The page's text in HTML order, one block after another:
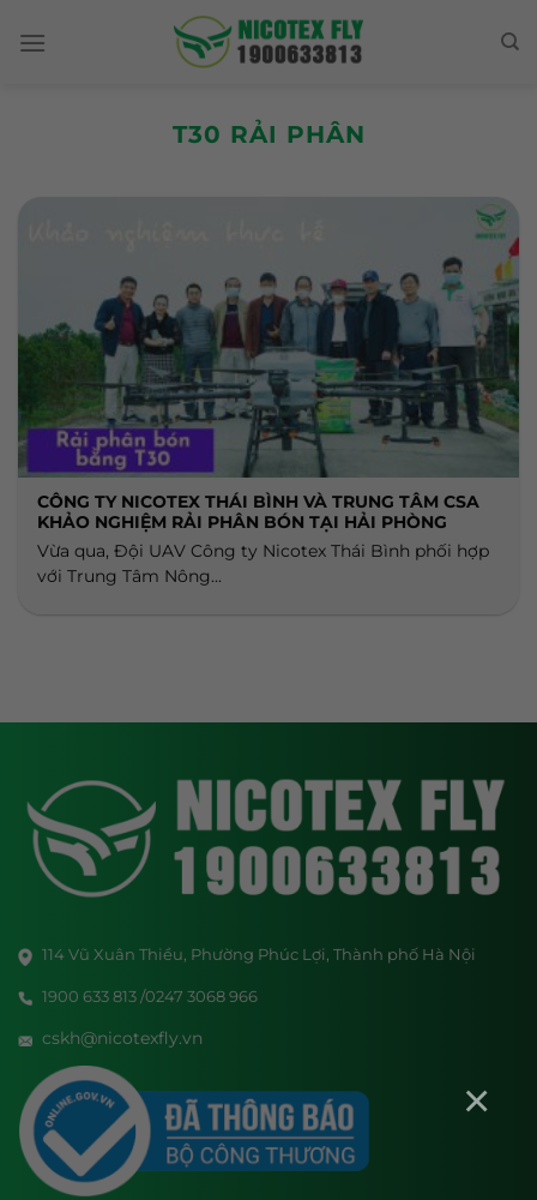
×
T30 RẢI PHÂN
CÔNG TY NICOTEX THÁI BÌNH VÀ TRUNG TÂM CSA
KHẢO NGHIỆM RẢI PHÂN BÓN TẠI HẢI PHÒNG
Vừa qua, Đội UAV Công ty Nicotex Thái Bình phối hợp
với Trung Tâm Nông...
114 Vũ Xuân Thiều, Phường Phúc Lợi, Thành phố Hà Nội
1900 633 813 /0247 3068 966
cskh@nicotexfly.vn